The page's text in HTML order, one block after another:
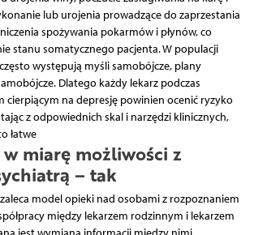
lub urojenia prowadzące do zaprzestania
spożywania pokarmów i płynów, co
stanu somatycznego pacjenta. W populacji
występują myśli samobójcze, plany
Dlatego każdy lekarz podczas
cierpiącym na depresję powinien ocenić ryzyko
z odpowiednich skal i narzędzi klinicznych,
łatwe
w miarę możliwości z
– tak
model opieki nad osobami z rozpoznaniem
między lekarzem rodzinnym i lekarzem